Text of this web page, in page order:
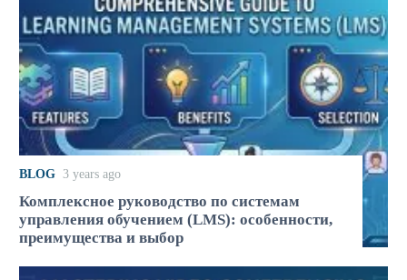
BLOG 3 years ago
Комплексное руководство по системам
управления обучением (LMS): особенности,
преимущества и выбор